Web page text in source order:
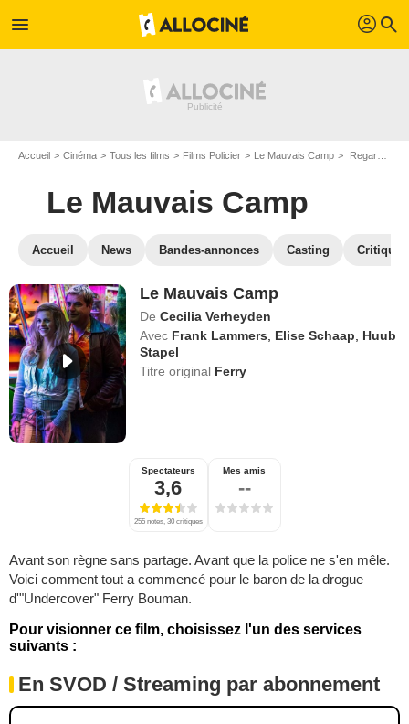
menu profil search
Accueil Cinéma Tous les films Films Policier Le Mauvais Camp Regarder Le Mauvais Camp en SVOD
Le Mauvais Camp
Accueil News Bandes-annonces Casting
Le Mauvais Camp
De Cecilia Verheyden
Avec Frank Lammers Elise Schaap
Huub
Stapel
Titre original Ferry
Spectateurs
3,6
255 notes, 30 critiques
Mes amis
--
Avant son règne sans partage. Avant que la police ne s'en mêle.
Voici comment tout a commencé pour le baron de la drogue
d'"Undercover" Ferry Bouman.
Pour visionner ce film, choisissez l'un des services
suivants :
En SVOD / Streaming par abonnement